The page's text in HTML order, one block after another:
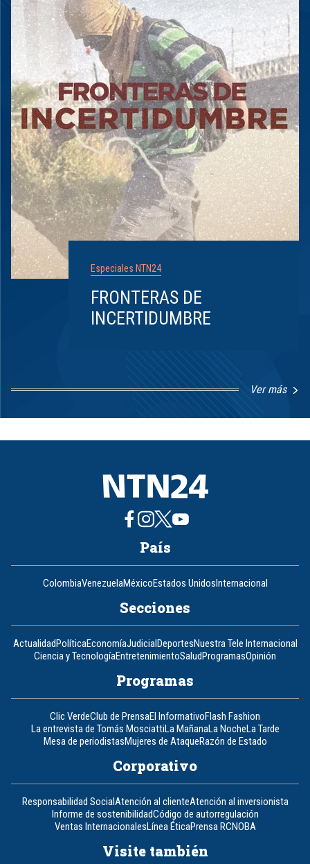
Especiales NTN24
FRONTERAS DE
INCERTIDUMBRE
Ver más
1
8
País
ColombiaVenezuelaMéxicoEstados UnidosInternacional
Secciones
ActualidadPolíticaEconomíaJudicialDeportesNuestra Tele Internacional
Ciencia y TecnologíaEntretenimientoSaludProgramasOpinión
Programas
Clic VerdeClub de PrensaEl InformativoFlash Fashion
La entrevista de Tomás MosciattiLa MañanaLa NocheLa Tarde
Mesa de periodistasMujeres de AtaqueRazón de Estado
Corporativo
Responsabilidad SocialAtención al clienteAtención al inversionista
Informe de sostenibilidadCódigo de autorregulación
Ventas InternacionalesLínea ÉticaPrensa RCNOBA
Visite también